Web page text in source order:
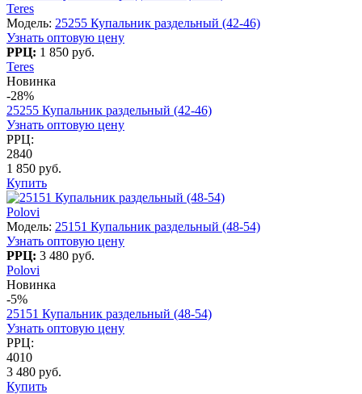
Teres
Модель: 25255 Купальник раздельный (42-46)
Узнать оптовую цену
РРЦ: 1 850 руб.
Teres
Новинка
-28%
25255 Купальник раздельный (42-46)
Узнать оптовую цену
РРЦ:
2840
1 850 руб.
Купить
Polovi
Модель: 25151 Купальник раздельный (48-54)
Узнать оптовую цену
РРЦ: 3 480 руб.
Polovi
Новинка
-5%
25151 Купальник раздельный (48-54)
Узнать оптовую цену
РРЦ:
4010
3 480 руб.
Купить